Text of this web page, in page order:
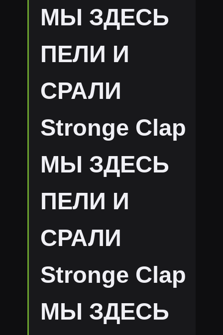
МЫ ЗДЕСЬ
ПЕЛИ И
СРАЛИ
Stronge Clap
МЫ ЗДЕСЬ
ПЕЛИ И
СРАЛИ
Stronge Clap
МЫ ЗДЕСЬ